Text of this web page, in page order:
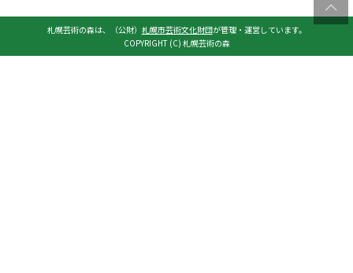
札幌芸術の森は、（公財） 札幌市芸術文化財団が管理・運営しています。
COPYRIGHT (C) 札幌芸術の森